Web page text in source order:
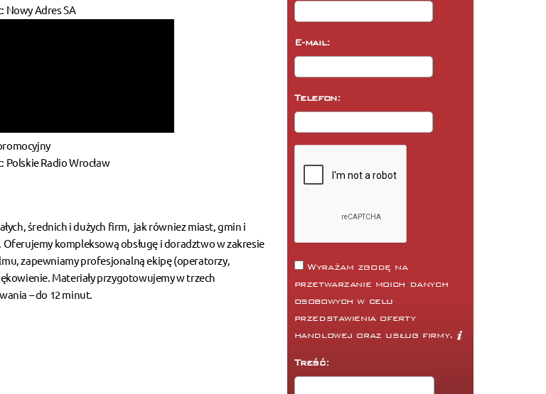
Nowy Adres SA
Polskie Radio Wrocław
średnich i dużych firm, jak równiez miast, gmin i
kompleksową obsługę i doradztwo w zakresie
zapewniamy profesjonalną ekipę (operatorzy,
Materiały przygotowujemy w trzech
– do 12 minut.
E-mail:
Telefon:
Wyrażam zgodę na
przetwarzanie moich danych
osobowych w celu
przedstawienia oferty
handlowej oraz usług firmy.
Treść: